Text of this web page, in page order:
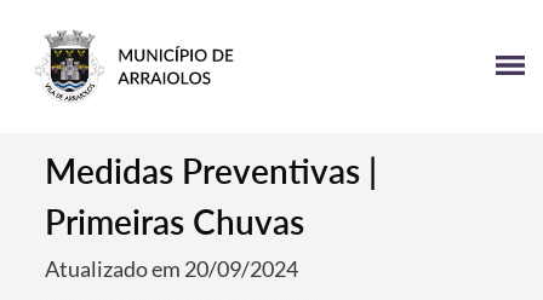
Medidas Preventivas |
Primeiras Chuvas
Atualizado em 20/09/2024